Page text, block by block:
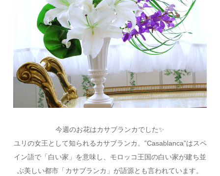
今週のお花はカサブランカでした✨
ユリの女王として知られるカサブランカ。”Casablanca”はスペ
イン語で「白い家」を意味し、モロッコ王国の白い家が建ち並
ぶ美しい都市「カサブランカ」が語源とも言われています。